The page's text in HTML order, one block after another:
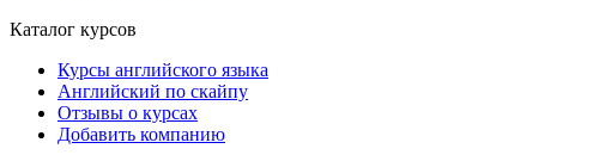
Каталог курсов
Курсы английского языка
Английский по скайпу
Отзывы о курсах
Добавить компанию